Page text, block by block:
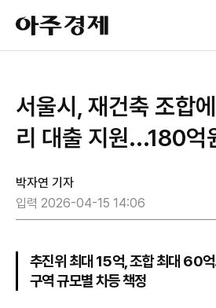
아
주
경
서울시, 재건축 조합
리 대출 지원...180억
박자연 기자
입력 2026-04-15 14:06
추진위 최대 15억, 조합 최대 60
구역 규모별 차등 책정